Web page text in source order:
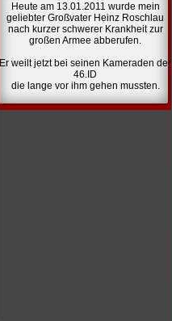
Heute am 13.01.2011 wurde mein
geliebter Großvater Heinz Roschlau
nach kurzer schwerer Krankheit zur
großen Armee abberufen.
Er weilt jetzt bei seinen Kameraden der
46.ID
die lange vor ihm gehen mussten.